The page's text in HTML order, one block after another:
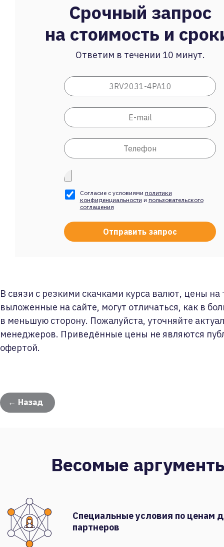
Срочный запрос
на стоимость и
Ответим в течении 10 минут.
Согласие с условиями политики
конфиденциальности и пользовательского
соглашения
В связи с резкими скачками курса валют, цены на
выложенные на сайте, могут отличаться, как в
в меньшую сторону. Пожалуйста, уточняйте
менеджеров. Приведённые цены не являются
офертой.
← Назад
Весомые
Специальные условия по ценам
партнеров